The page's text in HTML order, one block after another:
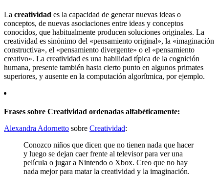
La creatividad es la capacidad de generar nuevas ideas o
conceptos, de nuevas asociaciones entre ideas y conceptos
conocidos, que habitualmente producen soluciones originales. La
creatividad es sinónimo del «pensamiento original», la «imaginación
constructiva», el «pensamiento divergente» o el «pensamiento
creativo». La creatividad es una habilidad típica de la cognición
humana, presente también hasta cierto punto en algunos primates
superiores, y ausente en la computación algorítmica, por ejemplo.
Frases sobre Creatividad ordenadas alfabéticamente:
Alexandra Adornetto sobre Creatividad:
Conozco niños que dicen que no tienen nada que hacer
y luego se dejan caer frente al televisor para ver una
película o jugar a Nintendo o Xbox. Creo que no hay
nada mejor para matar la creatividad y la imaginación.